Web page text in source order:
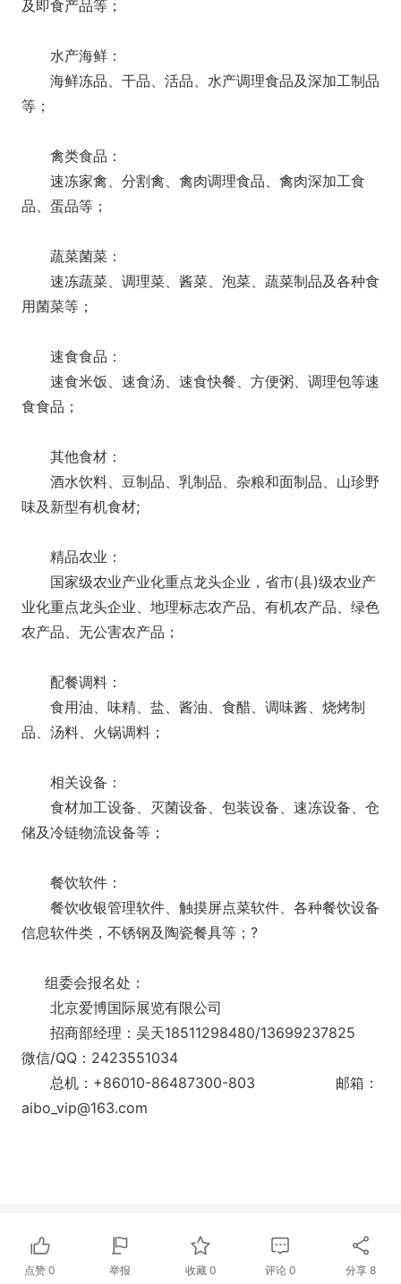
及即食产品等；
水产海鲜：
海鲜冻品、干品、活品、水产调理食品及深加工制品
等；
禽类食品：
速冻家禽、分割禽、禽肉调理食品、禽肉深加工食
品、蛋品等；
蔬菜菌菜：
速冻蔬菜、调理菜、酱菜、泡菜、蔬菜制品及各种食
用菌菜等；
速食食品：
速食米饭、速食汤、速食快餐、方便粥、调理包等速
食食品；
其他食材：
酒水饮料、豆制品、乳制品、杂粮和面制品、山珍野
味及新型有机食材;
精品农业：
国家级农业产业化重点龙头企业，省市(县)级农业产
业化重点龙头企业、地理标志农产品、有机农产品、绿色
农产品、无公害农产品；
配餐调料：
食用油、味精、盐、酱油、食醋、调味酱、烧烤制
品、汤料、火锅调料；
相关设备：
食材加工设备、灭菌设备、包装设备、速冻设备、仓
储及冷链物流设备等；
餐饮软件：
餐饮收银管理软件、触摸屏点菜软件、各种餐饮设备
信息软件类，不锈钢及陶瓷餐具等；?
组委会报名处：
北京爱博国际展览有限公司
招商部经理：吴天18511298480/13699237825
微信/QQ：2423551034
总机：+86010-86487300-803 邮箱：
aibo_vip@163.com
点赞0 举报 收藏 0 评论0 分享8